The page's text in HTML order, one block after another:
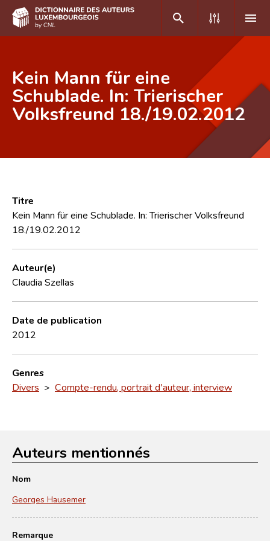
DE FR
Accueil
Recherche avancée
CNL
Équipe scientifique
Kein Mann für eine
Schublade. In: Trierischer
Volksfreund 18./19.02.2012
Titre
Kein Mann für eine Schublade. In: Trierischer Volksfreund
18./19.02.2012
Auteur(e)
Claudia Szellas
Date de publication
2012
Genres
Divers > Compte-rendu, portrait d'auteur, interview
Auteurs mentionnés
Nom
Georges Hausemer
Remarque